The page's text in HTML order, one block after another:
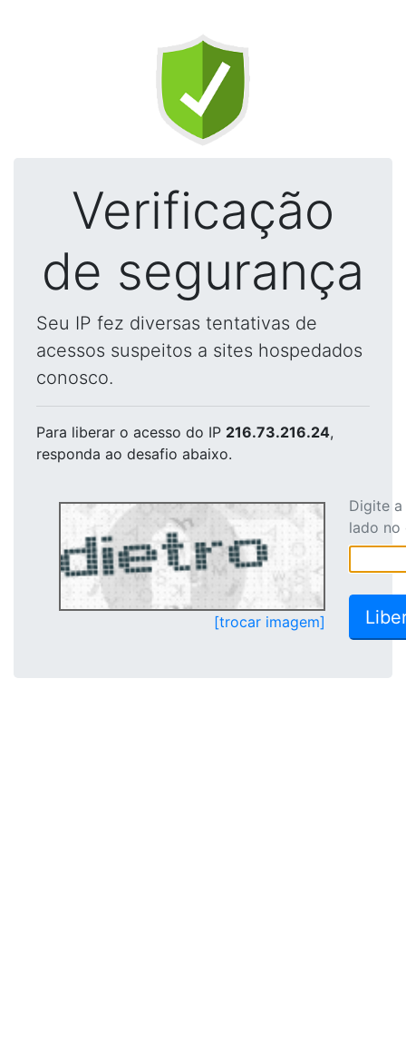
Verificação
de segurança
Seu IP fez diversas tentativas de
acessos suspeitos a sites hospedados
conosco.
Para liberar o acesso do IP 216.73.216.24,
responda ao desafio abaixo.
[trocar imagem]
Digite
lado no